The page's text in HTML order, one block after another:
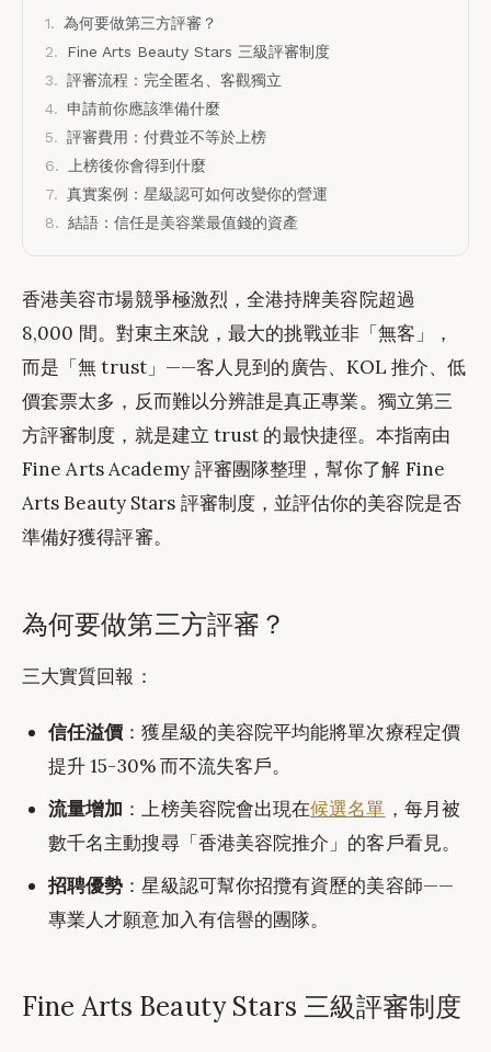
1. 為何要做第三方評審？
2.
Fine Arts Beauty Stars 三級評審制度
3. 評審流程：完全匿名、客觀獨立
4. 申請前你應該準備什麼
5. 評審費用：付費並不等於上榜
6. 上榜後你會得到什麼
7. 真實案例：星級認可如何改變你的營運
8. 結語：信任是美容業最值錢的資產
香港美容市場競爭極激烈，全港持牌美容院超過
8,000 間。對東主來說，最大的挑戰並非「無客」，
而是「無 trust」——客人見到的廣告、KOL 推介、低
價套票太多，反而難以分辨誰是真正專業。獨立第三
方評審制度，就是建立 trust 的最快捷徑。本指南由
Fine Arts Academy 評審團隊整理，幫你了解 Fine
Arts Beauty Stars 評審制度，並評估你的美容院是否
準備好獲得評審。
為何要做第三方評審？
三大實質回報：
信任溢價 ：獲星級的美容院平均能將單次療程定價
提升 15-30% 而不流失客戶。
流量增加 ：上榜美容院會出現在候選名單 ，每月被
數千名主動搜尋「香港美容院推介」的客戶看見。
招聘優勢 ：星級認可幫你招攬有資歷的美容師——
專業人才願意加入有信譽的團隊。
Fine Arts Beauty Stars 三級評審制度